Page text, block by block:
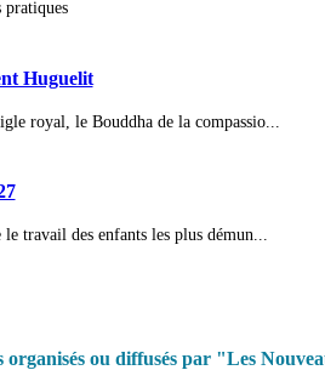
pratiques
Huguelit
royal, le Bouddha de la compassio...
travail des enfants les plus démun...
organisés ou diffusés par "Les